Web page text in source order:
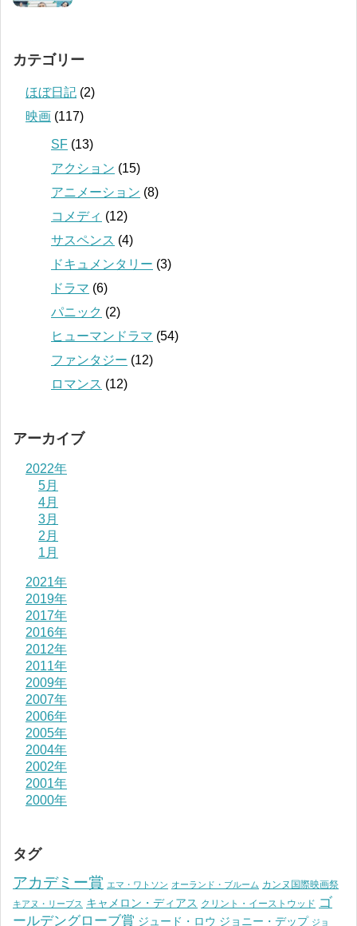
カテゴリー
ほぼ日記 (2)
映画 (117)
SF (13)
アクション (15)
アニメーション (8)
コメディ (12)
サスペンス (4)
ドキュメンタリー (3)
ドラマ (6)
パニック (2)
ヒューマンドラマ (54)
ファンタジー (12)
ロマンス (12)
アーカイブ
2022年
5月
4月
3月
2月
1月
2021年
2019年
2017年
2016年
2012年
2011年
2009年
2007年
2006年
2005年
2004年
2002年
2001年
2000年
タグ
アカデミー賞 エマ・ワトソン オーランド・ブルーム カンヌ国際映画祭
キアヌ・リーブス キャメロン・ディアス クリント・イーストウッド ゴ
ールデングローブ賞 ジュード・ロウ ジョニー・デップ ジョ